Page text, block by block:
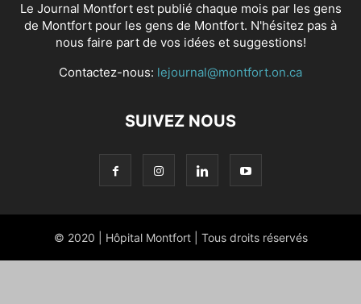
Le Journal Montfort est publié chaque mois par les gens
de Montfort pour les gens de Montfort. N'hésitez pas à
nous faire part de vos idées et suggestions!
Contactez-nous: lejournal@montfort.on.ca
SUIVEZ NOUS
© 2020 | Hôpital Montfort | Tous droits réservés